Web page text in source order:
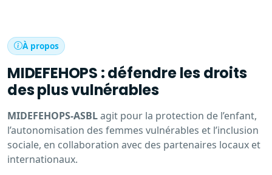
À propos
MIDEFEHOPS : défendre les droits
des plus vulnérables
MIDEFEHOPS-ASBLagit pour la protection de l’enfant,
l’autonomisation des femmes vulnérables et l’inclusion
sociale, en collaboration avec des partenaires locaux et
internationaux.